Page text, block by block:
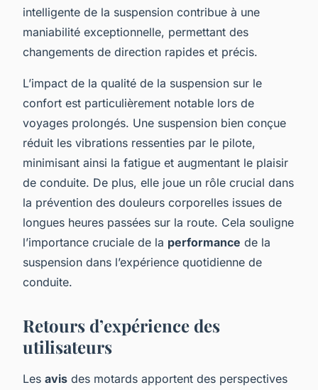
intelligente de la suspension contribue à une
maniabilité exceptionnelle, permettant des
changements de direction rapides et précis.
L’impact de la qualité de la suspension sur le
confort est particulièrement notable lors de
voyages prolongés. Une suspension bien conçue
réduit les vibrations ressenties par le pilote,
minimisant ainsi la fatigue et augmentant le plaisir
de conduite. De plus, elle joue un rôle crucial dans
la prévention des douleurs corporelles issues de
longues heures passées sur la route. Cela souligne
l’importance cruciale de la performance de la
suspension dans l’expérience quotidienne de
conduite.
Retours d’expérience des
utilisateurs
Les avis des motards apportent des perspectives